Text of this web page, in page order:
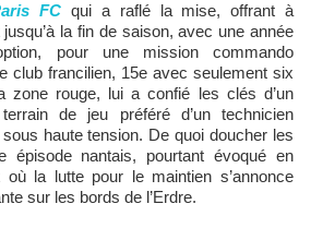
FC qui a raflé la mise, offrant à
la fin de saison, avec une année
pour une mission commando
club francilien, 15e avec seulement six
zone rouge, lui a confié les clés d’un
de jeu préféré d’un technicien
haute tension. De quoi doucher les
épisode nantais, pourtant évoqué en
la lutte pour le maintien s’annonce
sur les bords de l’Erdre.